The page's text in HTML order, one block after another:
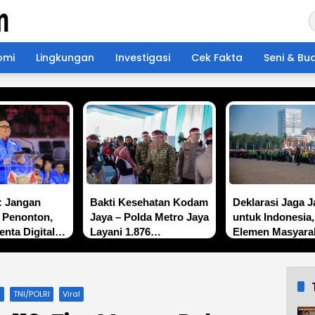
Lingkungan Investigasi Cek Fakta Seni &
Jangan
Digital.
Bakti Kesehatan Kodam
Jaya – Polda Metro Jaya
Layani 1.876
Deklarasi Jaga
untuk Indonesia,
Elemen
TNI/POLRI Viral